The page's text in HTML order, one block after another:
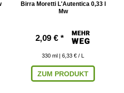
Birra Moretti L'Autentica 0,33 l
Mw
2,09 € *
330 ml | 6,33 € / L
ZUM PRODUKT